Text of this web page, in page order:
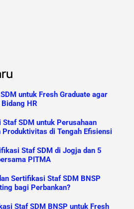
untuk Fresh Graduate agar
HR
SDM untuk Perusahaan
di Tengah Efisiensi
Staf SDM di Jogja dan 5
PITMA
Sertifikasi Staf SDM BNSP
bagi Perbankan?
Staf SDM BNSP untuk Fresh